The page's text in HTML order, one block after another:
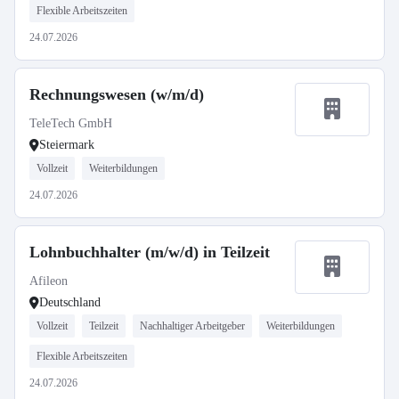
Flexible Arbeitszeiten
24.07.2026
Rechnungswesen (w/m/d)
TeleTech GmbH
Steiermark
Vollzeit Weiterbildungen
24.07.2026
Lohnbuchhalter (m/w/d) in Teilzeit
Afileon
Deutschland
Vollzeit Teilzeit Nachhaltiger Arbeitgeber Weiterbildungen
Flexible Arbeitszeiten
24.07.2026